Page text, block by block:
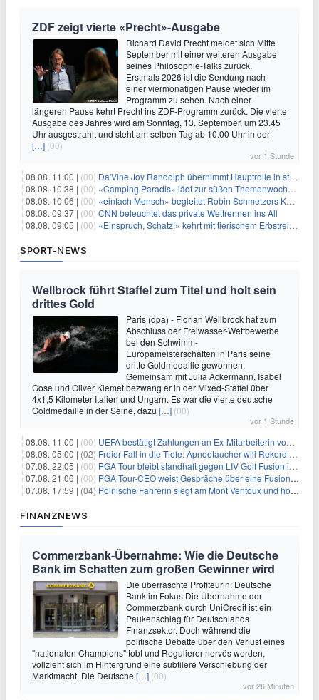
ZDF zeigt vierte «Precht»-Ausgabe
Richard David Precht meldet sich Mitte
September mit einer weiteren Ausgabe
seines Philosophie-Talks zurück.
Erstmals 2026 ist die Sendung nach
einer viermonatigen Pause wieder im
Programm zu sehen. Nach einer
längeren Pause kehrt Precht ins ZDF-Programm zurück. Die vierte
Ausgabe des Jahres wird am Sonntag, 13. September, um 23.45
Uhr ausgestrahlt und steht am selben Tag ab 10.00 Uhr in der
[…] (00)
vor 1 Stunde
08.08. 11:00 | (00) Da'Vine Joy Randolph übernimmt Hauptrolle in starbesetzter schwarzer Komödie
08.08. 10:38 | (00) «Camping Paradis» lädt zur süßen Themenwoche ein
08.08. 10:06 | (00) «einfach Mensch» begleitet Robin Schmetzers Kampf gegen eine seltene Krankheit
08.08. 09:37 | (00) CNN beleuchtet das private Wettrennen ins All
08.08. 09:05 | (00) «Einspruch, Schatz!» kehrt mit tierischem Erbstreit zurück
SPORT-NEWS
Wellbrock führt Staffel zum Titel und holt sein
drittes Gold
Paris (dpa) - Florian Wellbrock hat zum
Abschluss der Freiwasser-Wettbewerbe
bei den Schwimm-
Europameisterschaften in Paris seine
dritte Goldmedaille gewonnen.
Gemeinsam mit Julia Ackermann, Isabel
Gose und Oliver Klemet bezwang er in der Mixed-Staffel über
4x1,5 Kilometer Italien und Ungarn. Es war die vierte deutsche
Goldmedaille in der Seine, dazu […] (00)
vor 1 Stunde
08.08. 11:00 | (00) UEFA bestätigt Zahlungen an Ex-Mitarbeiterin von Infantino
08.08. 05:00 | (02) Freier Fall in die Tiefe: Apnoetaucher will Rekord brechen
07.08. 22:05 | (00) PGA Tour bleibt standhaft gegen LIV Golf Fusion in einem sich wandelnden Sportumfeld
07.08. 21:06 | (00) PGA Tour-CEO weist Gespräche über eine Fusion mit LIV Golf zurück und bekräftigt die Wettbewerbslandschaft
07.08. 17:59 | (04) Polnische Fahrerin siegt am Mont Ventoux und holt Tour-Gelb
FINANZNEWS
Commerzbank-Übernahme: Wie die Deutsche
Bank im Schatten zum großen Gewinner wird
Die überraschte Profiteurin: Deutsche
Bank im Fokus Die Übernahme der
Commerzbank durch UniCredit ist ein
Paukenschlag für Deutschlands
Finanzsektor. Doch während die
politische Debatte über den Verlust eines
"nationalen Champions" tobt und Regulierer nervös werden,
vollzieht sich im Hintergrund eine subtilere Verschiebung der
Marktmacht. Die Deutsche […] (00)
vor 26 Minuten